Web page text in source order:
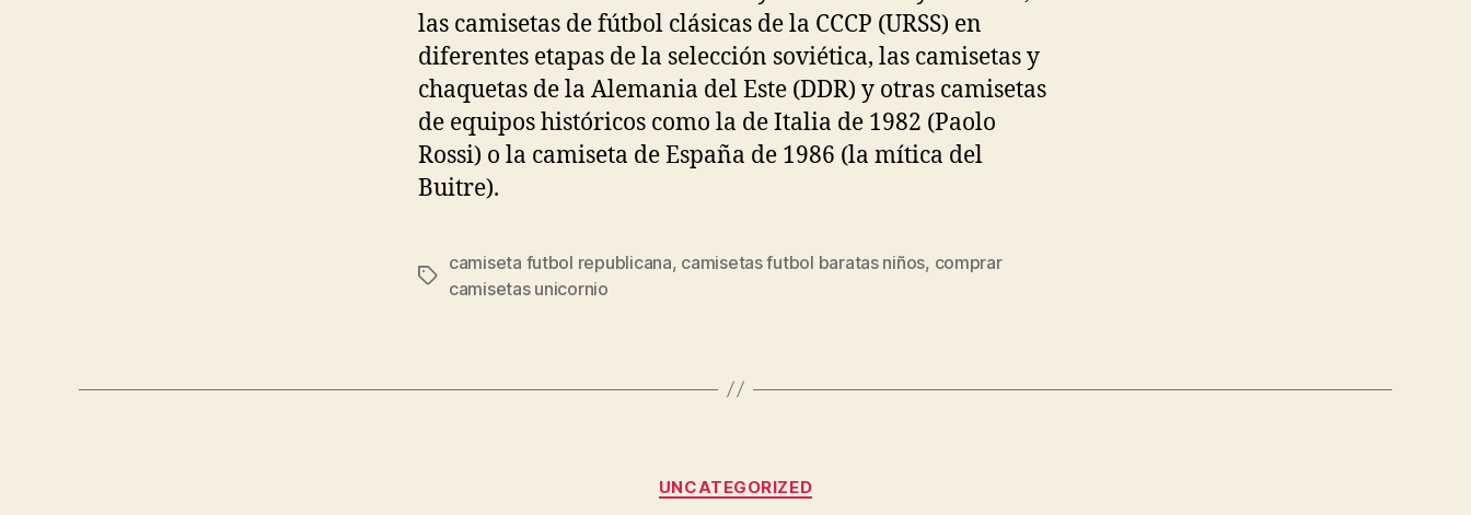
las camisetas de fútbol clásicas de la CCCP (URSS) en
diferentes etapas de la selección soviética, las camisetas y
chaquetas de la Alemania del Este (DDR) y otras camisetas
de equipos históricos como la de Italia de 1982 (Paolo
Rossi) o la camiseta de España de 1986 (la mítica del
Buitre).
Etiquetas
camiseta futbol republicana, camisetas futbol baratas niños, comprar
camisetas unicornio
Categorías
UNCATEGORIZED